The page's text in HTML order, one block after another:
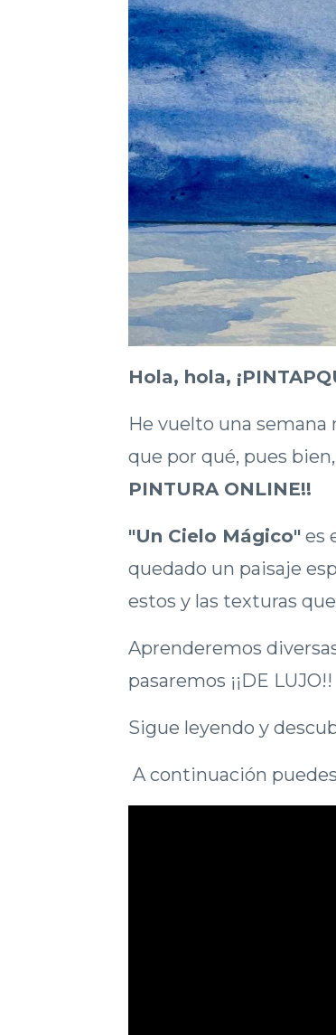
Hola, hola,
He vuelto una semana
que por qué, pues bien,
PINTURA ONLINE!!
"Un Cielo Mágico" es
quedado un paisaje
estos y las texturas
Aprenderemos
pasaremos ¡¡DE LUJO!!
Sigue leyendo y
A continuación